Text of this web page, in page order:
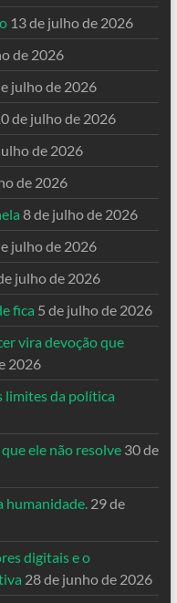
13 de julho de 2026
de 2026
julho de 2026
de julho de 2026
de 2026
de 2026
8 de julho de 2026
julho de 2026
julho de 2026
fica 5 de julho de 2026
vira devoção que
2026
limites da política
ele não resolve 30 de
humanidade. 29 de
digitais e o
28 de junho de 2026